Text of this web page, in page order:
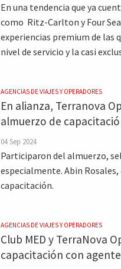
En una tendencia que ya
como Ritz-Carlton y Four
experiencias premium de las
nivel de servicio y la casi
AGENCIAS DE VIAJES Y OPERADORES
En alianza, Terranova
almuerzo de
04 Sep 2024
Participaron del almuerzo,
especialmente. Abin
capacitación.
AGENCIAS DE VIAJES Y OPERADORES
Club MED y TerraNova
capacitación con